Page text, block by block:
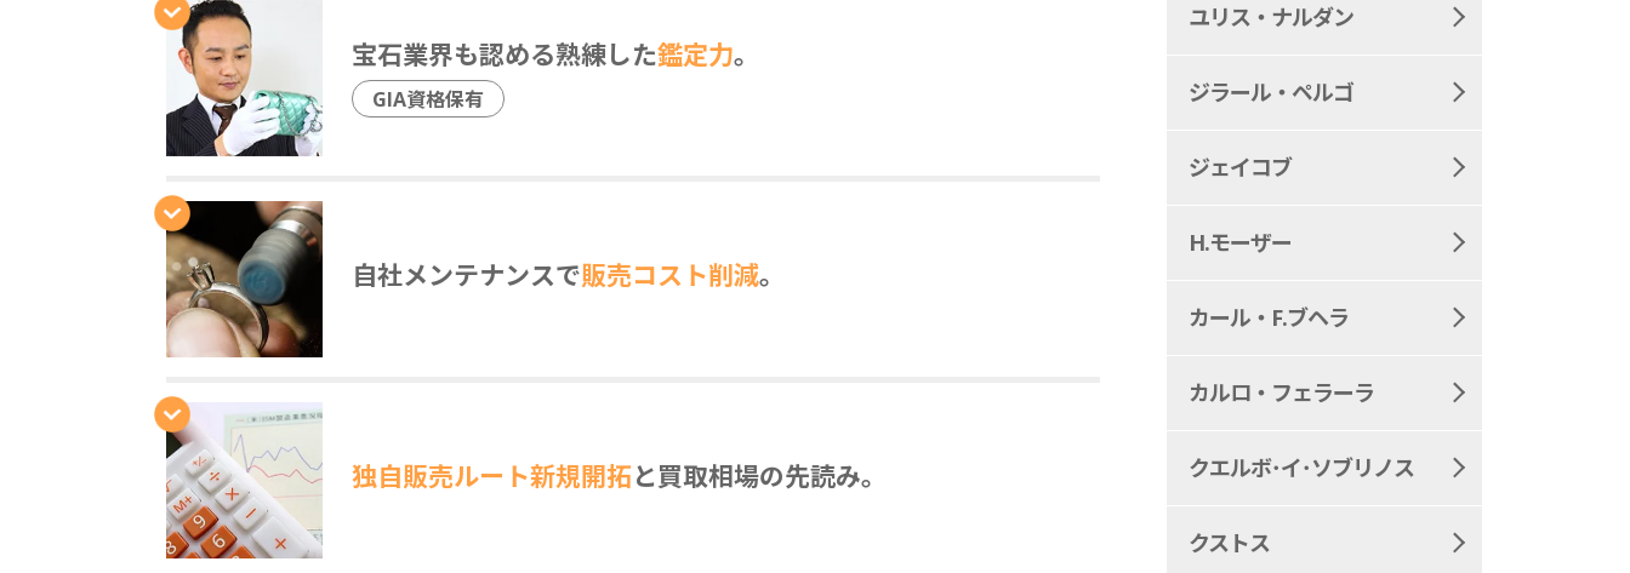
宝石業界も認める熟練した鑑定力。
GIA資格保有
自社メンテナンスで販売コスト削減。
独自販売ルート新規開拓と買取相場の先読み。
ユリス・ナルダン
ジラール・ペルゴ
ジェイコブ
H.モーザー
カール・F.ブヘラ
カルロ・フェラーラ
クエルボ･イ･ソブリノス
クストス